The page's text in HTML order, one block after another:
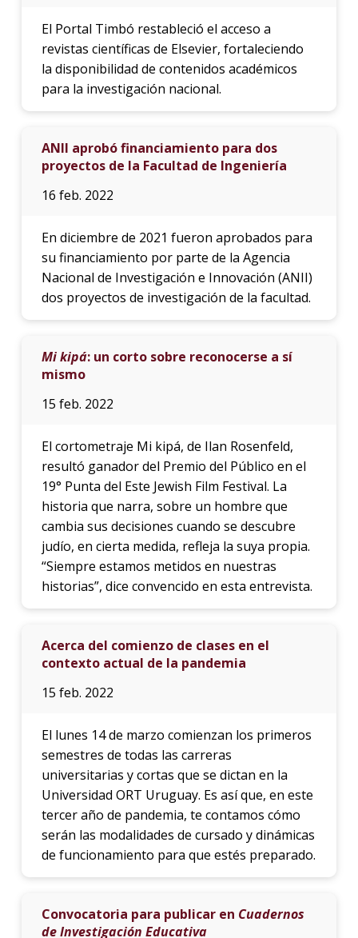
El Portal Timbó restableció el acceso a
revistas científicas de Elsevier, fortaleciendo
la disponibilidad de contenidos académicos
para la investigación nacional.
ANII aprobó financiamiento para dos
proyectos de la Facultad de Ingeniería
16 feb. 2022
En diciembre de 2021 fueron aprobados para
su financiamiento por parte de la Agencia
Nacional de Investigación e Innovación (ANII)
dos proyectos de investigación de la facultad.
Mi kipá: un corto sobre reconocerse a sí
mismo
15 feb. 2022
El cortometraje Mi kipá, de Ilan Rosenfeld,
resultó ganador del Premio del Público en el
19° Punta del Este Jewish Film Festival. La
historia que narra, sobre un hombre que
cambia sus decisiones cuando se descubre
judío, en cierta medida, refleja la suya propia.
“Siempre estamos metidos en nuestras
historias”, dice convencido en esta entrevista.
Acerca del comienzo de clases en el
contexto actual de la pandemia
15 feb. 2022
El lunes 14 de marzo comienzan los primeros
semestres de todas las carreras
universitarias y cortas que se dictan en la
Universidad ORT Uruguay. Es así que, en este
tercer año de pandemia, te contamos cómo
serán las modalidades de cursado y dinámicas
de funcionamiento para que estés preparado.
Convocatoria para publicar en Cuadernos
de Investigación Educativa